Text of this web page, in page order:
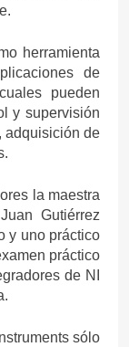
herramienta
de
pueden
y supervisión
adquisición de
la maestra
Gutiérrez
y uno práctico
práctico
de NI
sólo